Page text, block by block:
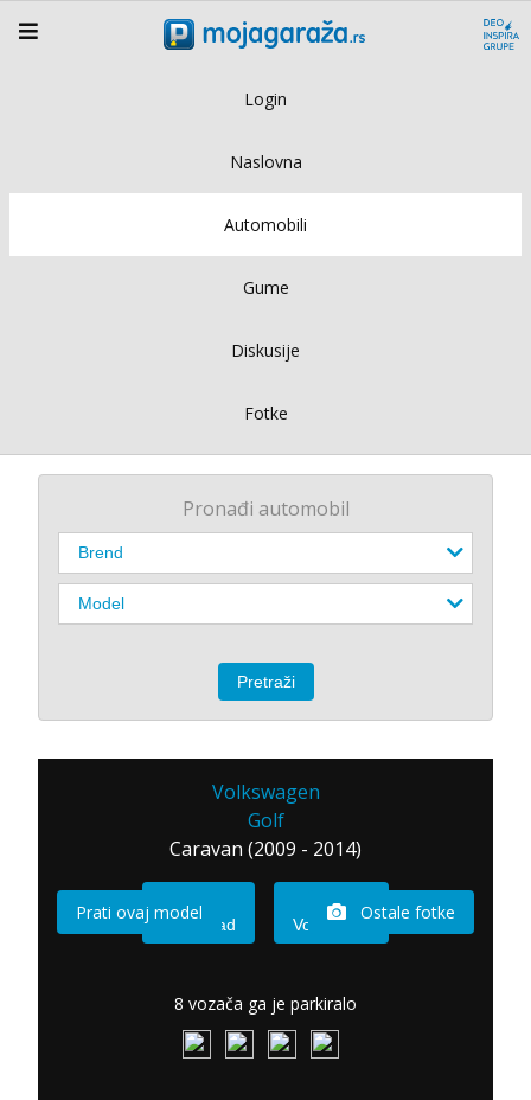
Login
Naslovna
Automobili
Gume
Diskusije
Fotke
Pronađi automobil
Volkswagen
Golf
Caravan (2009 - 2014)
Imam sad Vozio sam
Prati ovaj model Ostale fotke
8 vozača ga je parkiralo